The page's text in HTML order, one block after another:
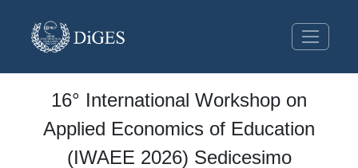
16° International Workshop on
Applied Economics of Education
(IWAEE 2026) Sedicesimo